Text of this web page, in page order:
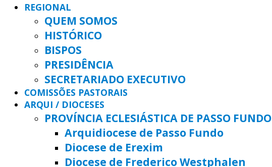
REGIONAL
QUEM SOMOS
HISTÓRICO
BISPOS
PRESIDÊNCIA
SECRETARIADO EXECUTIVO
COMISSÕES PASTORAIS
ARQUI / DIOCESES
PROVÍNCIA ECLESIÁSTICA DE PASSO FUNDO
Arquidiocese de Passo Fundo
Diocese de Erexim
Diocese de Frederico Westphalen